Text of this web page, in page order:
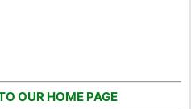
OUR HOME PAGE